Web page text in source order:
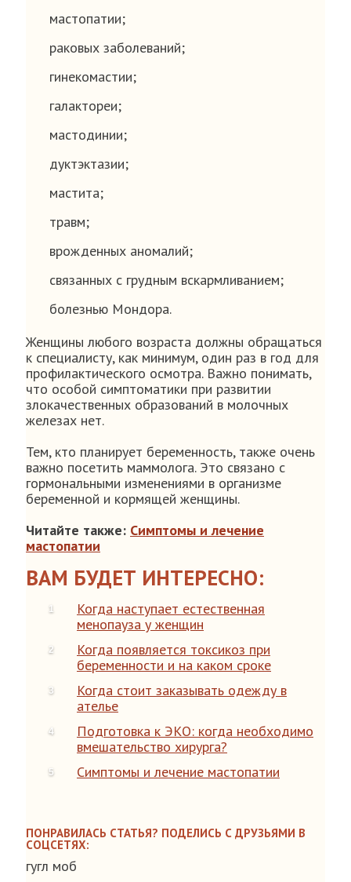
мастопатии;
раковых заболеваний;
гинекомастии;
галактореи;
мастодинии;
дуктэктазии;
мастита;
травм;
врожденных аномалий;
связанных с грудным вскармливанием;
болезнью Мондора.
Женщины любого возраста должны обращаться
к специалисту, как минимум, один раз в год для
профилактического осмотра. Важно понимать,
что особой симптоматики при развитии
злокачественных образований в молочных
железах нет.
Тем, кто планирует беременность, также очень
важно посетить маммолога. Это связано с
гормональными изменениями в организме
беременной и кормящей женщины.
Читайте также: Симптомы и лечение
мастопатии
ВАМ БУДЕТ ИНТЕРЕСНО:
Когда наступает естественная
менопауза у женщин
Когда появляется токсикоз при
беременности и на каком сроке
Когда стоит заказывать одежду в
ателье
Подготовка к ЭКО: когда необходимо
вмешательство хирурга?
Симптомы и лечение мастопатии
ПОНРАВИЛАСЬ СТАТЬЯ? ПОДЕЛИСЬ С ДРУЗЬЯМИ В
СОЦСЕТЯХ:
гугл моб